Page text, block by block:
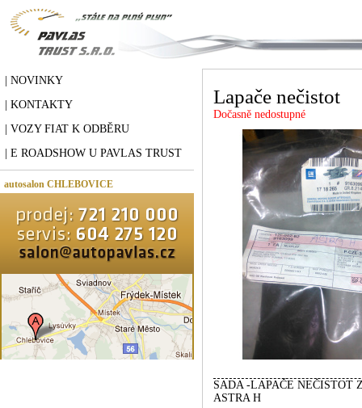
| NOVINKY
| KONTAKTY
| VOZY FIAT K ODBĚRU
| E ROADSHOW U PAVLAS TRUST
autosalon CHLEBOVICE
Lapače nečistot
Dočasně nedostupné
SADA -LAPAČE NEČISTOT
ASTRA H